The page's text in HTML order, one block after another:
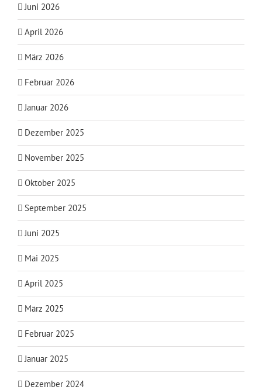
Juni 2026
April 2026
März 2026
Februar 2026
Januar 2026
Dezember 2025
November 2025
Oktober 2025
September 2025
Juni 2025
Mai 2025
April 2025
März 2025
Februar 2025
Januar 2025
Dezember 2024